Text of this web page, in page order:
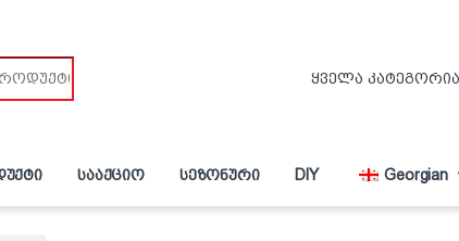
სააქციო სეზონური DIY Georgian